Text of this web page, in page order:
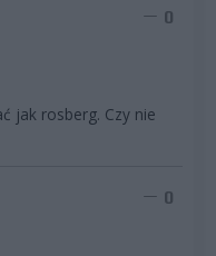
0
jak rosberg. Czy nie
0